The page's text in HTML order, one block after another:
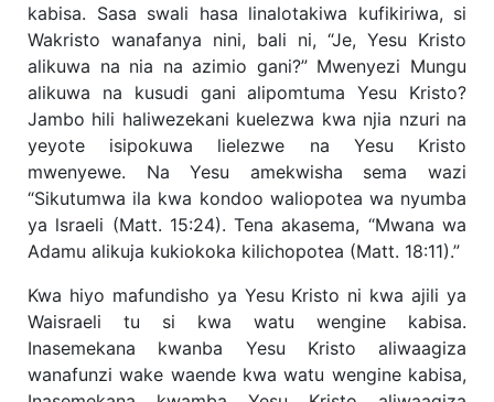
kabisa. Sasa swali hasa linalotakiwa kufikiriwa, si
Wakristo wanafanya nini, bali ni, “Je, Yesu Kristo
alikuwa na nia na azimio gani?” Mwenyezi Mungu
alikuwa na kusudi gani alipomtuma Yesu Kristo?
Jambo hili haliwezekani kuelezwa kwa njia nzuri na
yeyote isipokuwa lielezwe na Yesu Kristo
mwenyewe. Na Yesu amekwisha sema wazi
“Sikutumwa ila kwa kondoo waliopotea wa nyumba
ya lsraeli (Matt. 15:24). Tena akasema, “Mwana wa
Adamu alikuja kukiokoka kilichopotea (Matt. 18:11).”
Kwa hiyo mafundisho ya Yesu Kristo ni kwa ajili ya
Waisraeli tu si kwa watu wengine kabisa.
Inasemekana kwanba Yesu Kristo aliwaagiza
wanafunzi wake waende kwa watu wengine kabisa,